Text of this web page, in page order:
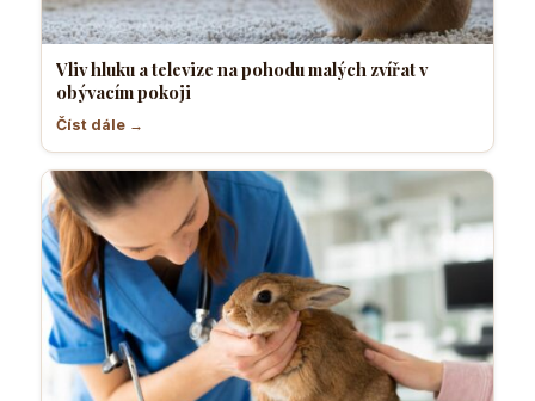
Vliv hluku a televize na pohodu malých zvířat v
obývacím pokoji
Číst dále →